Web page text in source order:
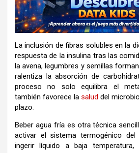
La inclusión de fibras solubles en la
respuesta de la insulina tras las
la avena, legumbres y semillas
ralentiza la absorción de
proceso no solo equilibra el
también favorece la salud del
plazo.
Beber agua fría es otra técnica
activar el sistema termogénico del
ingerir líquido a baja temperatura,